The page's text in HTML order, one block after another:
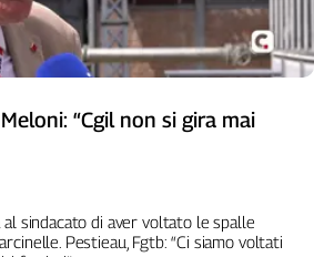
“Cgil non si gira mai
al sindacato di aver voltato le spalle
Pestieau, Fgtb: “Ci siamo voltati